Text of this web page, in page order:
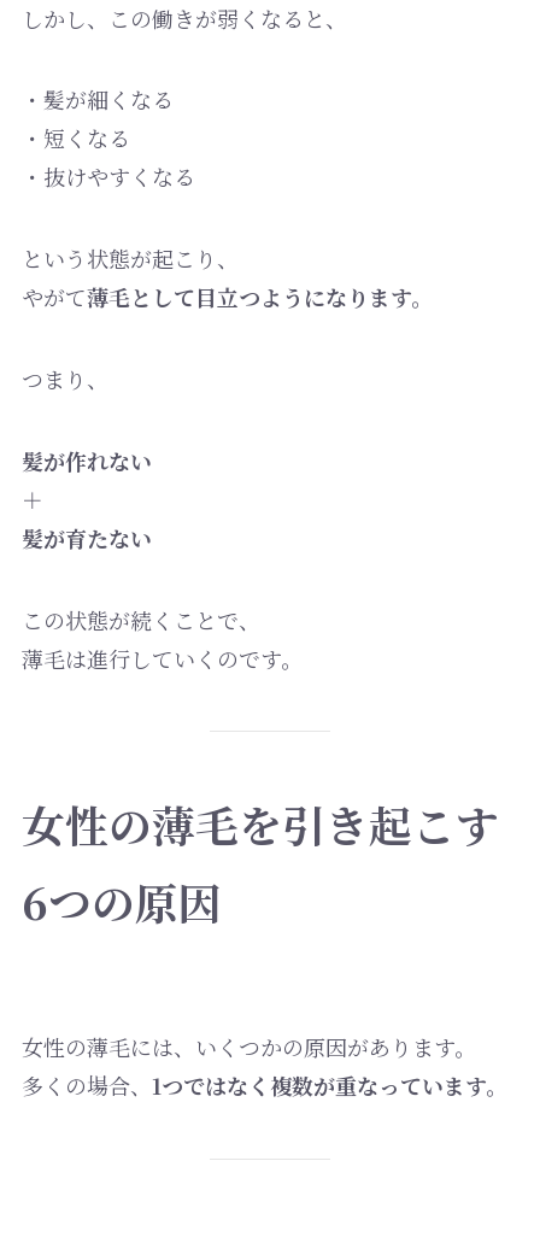
しかし、この働きが弱くなると、
・髪が細くなる
・短くなる
・抜けやすくなる
という状態が起こり、
やがて薄毛として目立つようになります。
つまり、
髪が作れない
＋
髪が育たない
この状態が続くことで、
薄毛は進行していくのです。
女性の薄毛を引き起こす
6つの原因
女性の薄毛には、いくつかの原因があります。
多くの場合、 1つではなく複数が重なっています。